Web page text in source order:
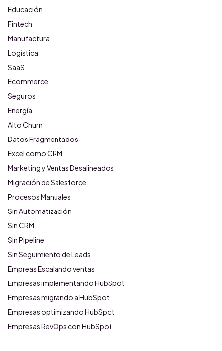
Educación
Fintech
Manufactura
Logística
SaaS
Ecommerce
Seguros
Energía
Alto Churn
Datos Fragmentados
Excel como CRM
Marketing y Ventas Desalineados
Migración de Salesforce
Procesos Manuales
Sin Automatización
Sin CRM
Sin Pipeline
Sin Seguimiento de Leads
Empreas Escalando ventas
Empresas implementando HubSpot
Empresas migrando a HubSpot
Empresas optimizando HubSpot
Empresas RevOps con HubSpot